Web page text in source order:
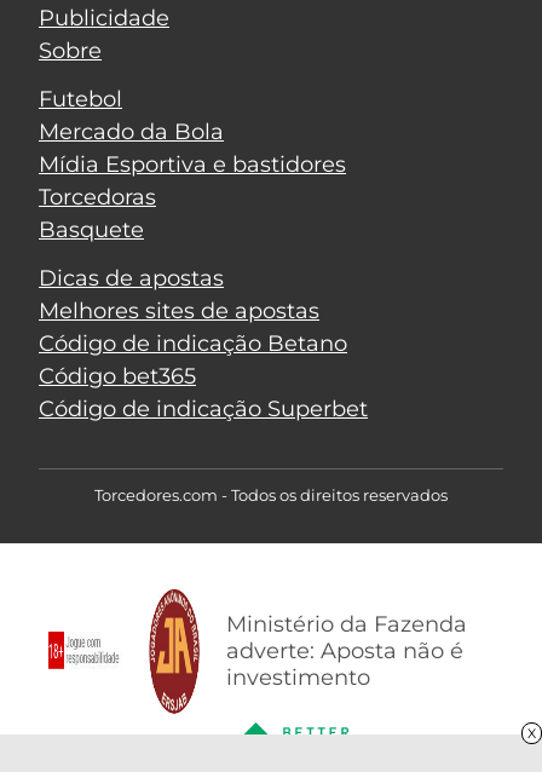
X
Publicidade
Sobre
Futebol
Mercado da Bola
Mídia Esportiva e bastidores
Torcedoras
Basquete
Dicas de apostas
Melhores sites de apostas
Código de indicação Betano
Código bet365
Código de indicação Superbet
Torcedores.com - Todos os direitos reservados
Ministério da Fazenda
adverte: Aposta não é
investimento